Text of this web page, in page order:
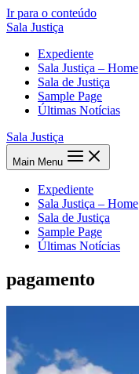
Ir para o conteúdo
Sala Justiça
Expediente
Sala Justiça – Home
Sala de Justiça
Sample Page
Últimas Notícias
Sala Justiça
Main Menu
Expediente
Sala Justiça – Home
Sala de Justiça
Sample Page
Últimas Notícias
pagamento